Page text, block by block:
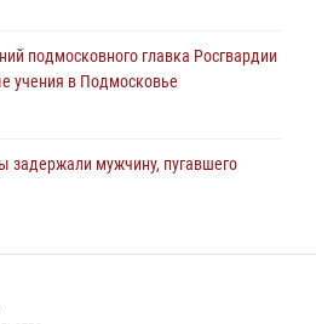
подмосковного главка Росгвардии
учения в Подмосковье
задержали мужчину, пугавшего